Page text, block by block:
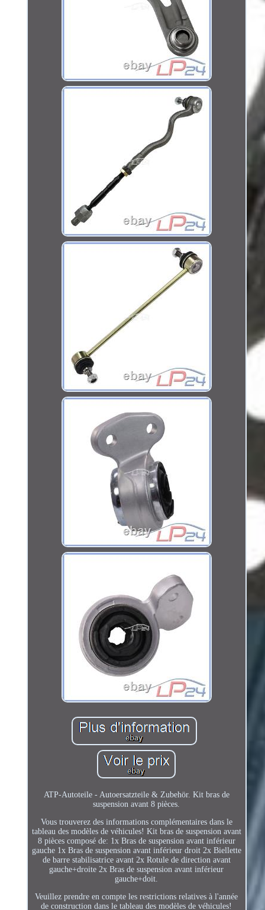
ATP-Autoteile - Autoersatzteile & Zubehör. Kit bras de
suspension avant 8 pièces.
Vous trouverez des informations complémentaires dans le
tableau des modèles de véhicules! Kit bras de suspension avant
8 pièces composé de: 1x Bras de suspension avant inférieur
gauche 1x Bras de suspension avant inférieur droit 2x Biellette
de barre stabilisatrice avant 2x Rotule de direction avant
gauche+droite 2x Bras de suspension avant inférieur
gauche+doit.
Veuillez prendre en compte les restrictions relatives à l'année
de construction dans le tableau des modèles de véhicules!